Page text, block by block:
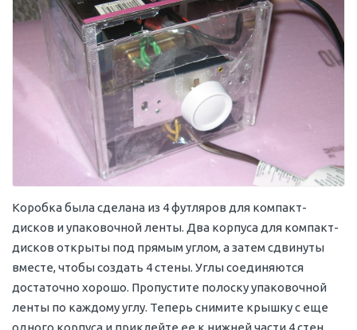
Коробка была сделана из 4 футляров для компакт-
дисков и упаковочной ленты. Два корпуса для компакт-
дисков открыты под прямым углом, а затем сдвинуты
вместе, чтобы создать 4 стены. Углы соединяются
достаточно хорошо. Пропустите полоску упаковочной
ленты по каждому углу. Теперь снимите крышку с еще
одного корпуса и приклейте ее к нижней части 4 стен.